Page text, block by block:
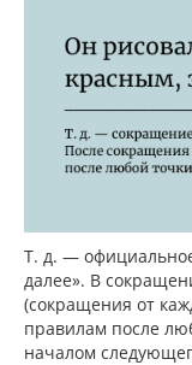
Т. д. —
далее». В
(сокращения от
правилам после
началом